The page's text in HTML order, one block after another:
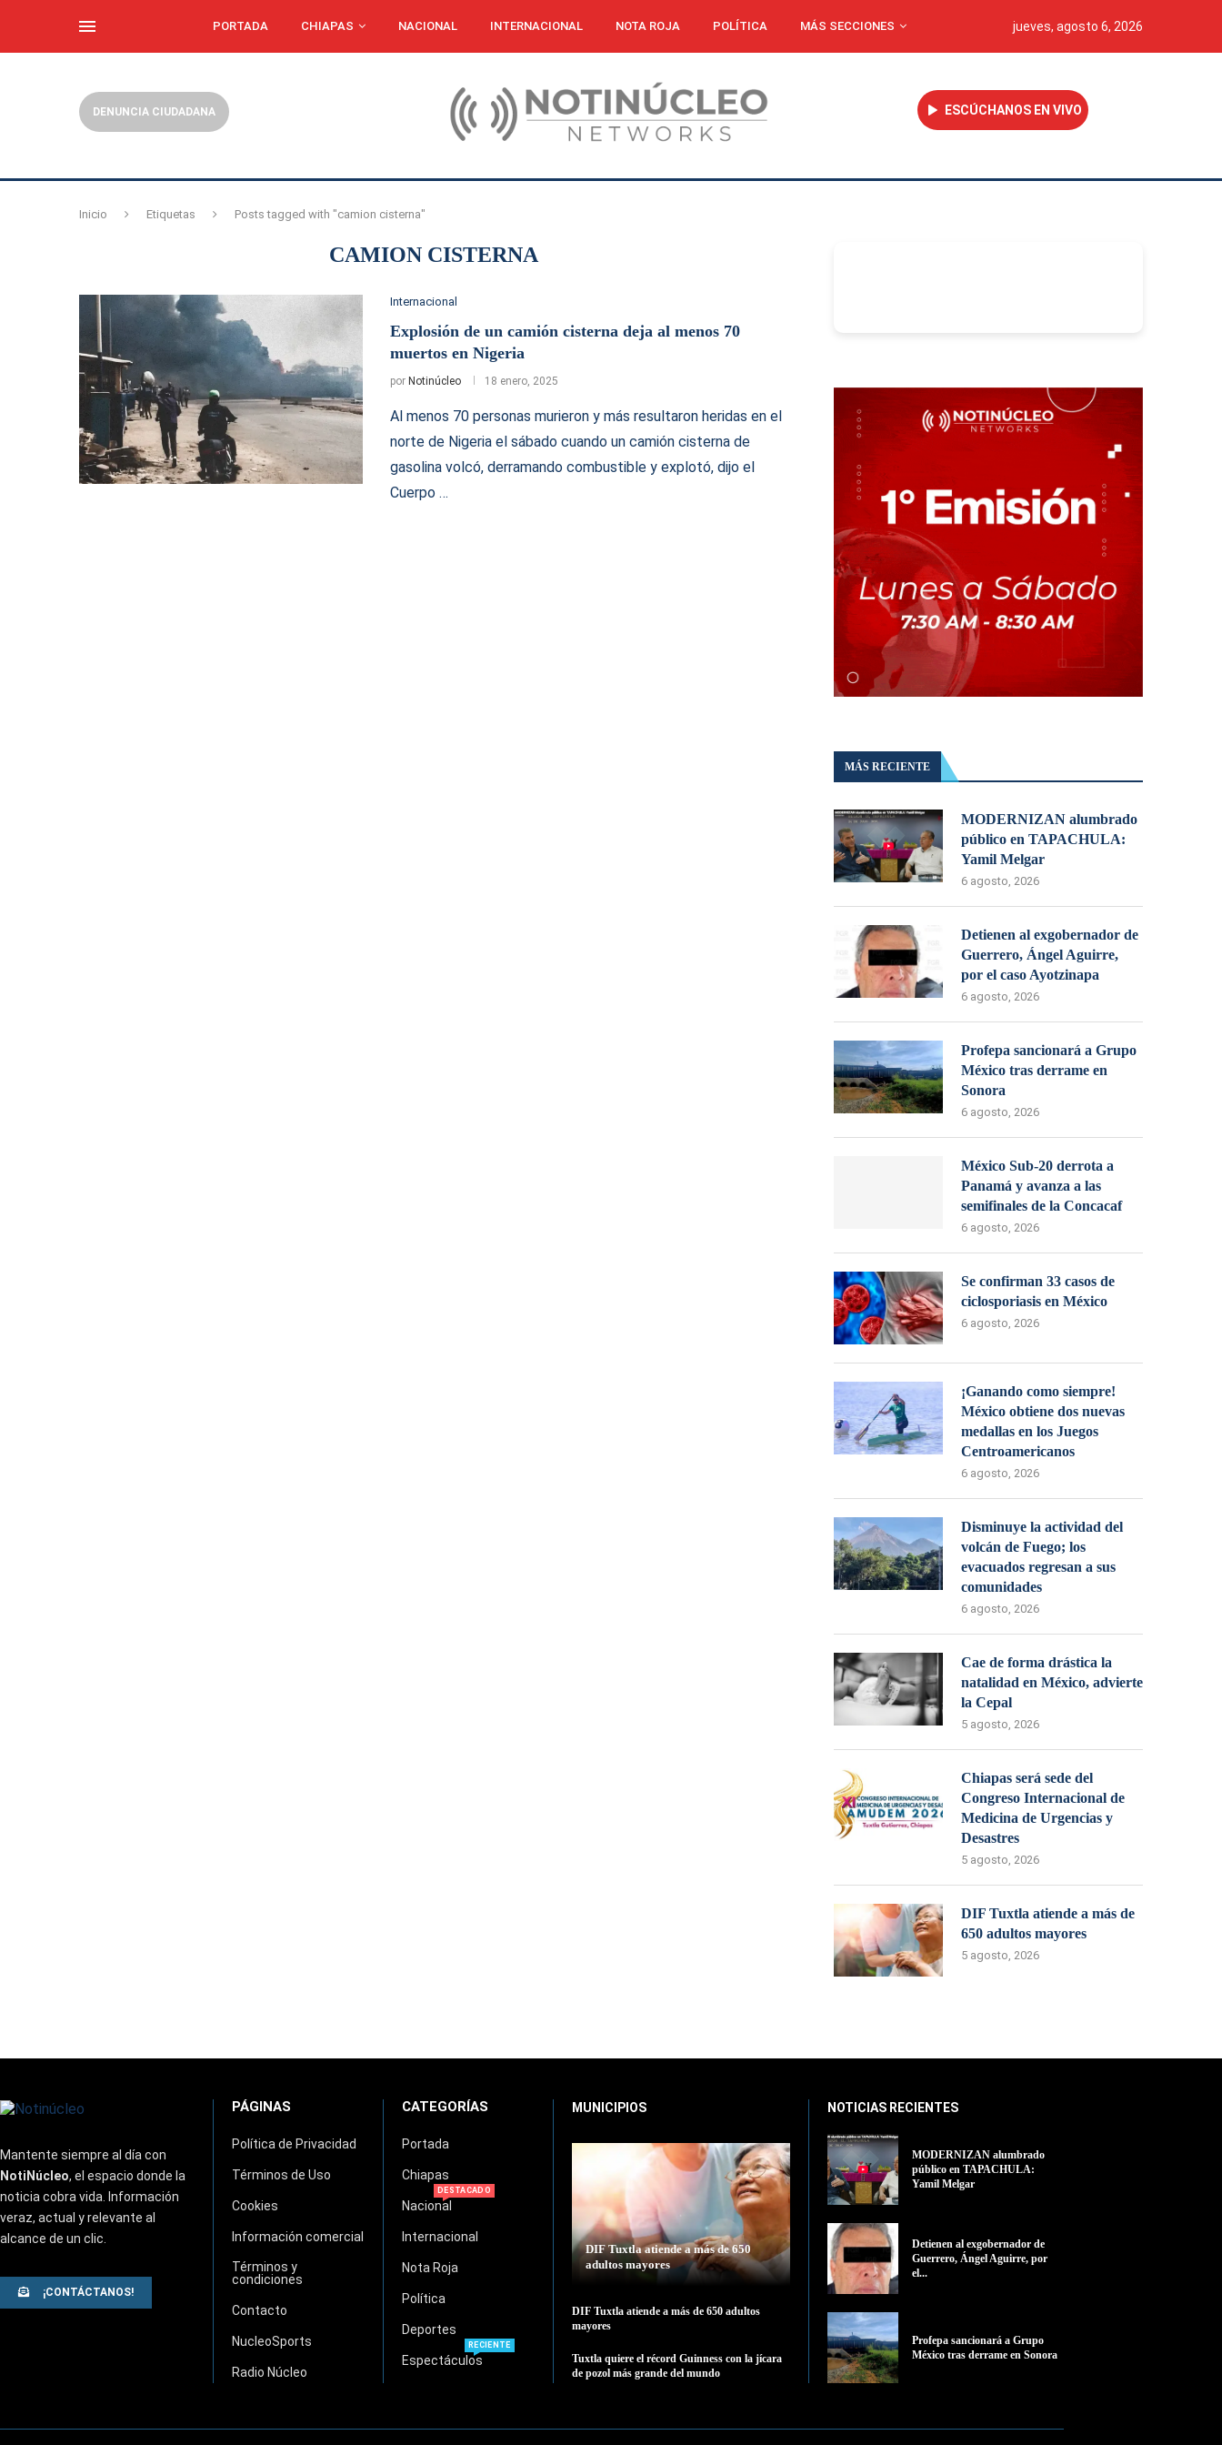
PORTADA CHIAPAS NACIONAL INTERNACIONAL NOTA ROJA POLÍTICA MÁS SECCIONES jueves, agosto 6, 2026
DENUNCIA CIUDADANA ESCÚCHANOS EN VIVO
Inicio Etiquetas Posts tagged with "camion cisterna"
CAMION CISTERNA
Internacional
Explosión de un camión cisterna deja al menos 70
muertos en Nigeria
por Notinúcleo 18 enero, 2025
Al menos 70 personas murieron y más resultaron heridas en el
norte de Nigeria el sábado cuando un camión cisterna de
gasolina volcó, derramando combustible y explotó, dijo el
Cuerpo …
MÁS RECIENTE
MODERNIZAN alumbrado
público en TAPACHULA:
Yamil Melgar
6 agosto, 2026
Detienen al exgobernador de
Guerrero, Ángel Aguirre,
por el caso Ayotzinapa
6 agosto, 2026
Profepa sancionará a Grupo
México tras derrame en
Sonora
6 agosto, 2026
México Sub-20 derrota a
Panamá y avanza a las
semifinales de la Concacaf
6 agosto, 2026
Se confirman 33 casos de
ciclosporiasis en México
6 agosto, 2026
¡Ganando como siempre!
México obtiene dos nuevas
medallas en los Juegos
Centroamericanos
6 agosto, 2026
Disminuye la actividad del
volcán de Fuego; los
evacuados regresan a sus
comunidades
6 agosto, 2026
Cae de forma drástica la
natalidad en México, advierte
la Cepal
5 agosto, 2026
Chiapas será sede del
Congreso Internacional de
Medicina de Urgencias y
Desastres
5 agosto, 2026
DIF Tuxtla atiende a más de
650 adultos mayores
5 agosto, 2026
Mantente siempre al día con
NotiNúcleo, el espacio donde la
noticia cobra vida. Información
veraz, actual y relevante al
alcance de un clic.
¡CONTÁCTANOS!
PÁGINAS
Política de Privacidad
Términos de Uso
Cookies
Información comercial
Términos y
condiciones
Contacto
NucleoSports
Radio Núcleo
CATEGORÍAS
Portada
Chiapas
Nacional
DESTACADO
Internacional
Nota Roja
Política
Deportes
Espectáculos
RECIENTE
MUNICIPIOS
DIF Tuxtla atiende a más de 650
adultos mayores
DIF Tuxtla atiende a más de 650 adultos
mayores
Tuxtla quiere el récord Guinness con la jícara
de pozol más grande del mundo
NOTICIAS RECIENTES
MODERNIZAN alumbrado
público en TAPACHULA:
Yamil Melgar
Detienen al exgobernador de
Guerrero, Ángel Aguirre, por
el...
Profepa sancionará a Grupo
México tras derrame en Sonora